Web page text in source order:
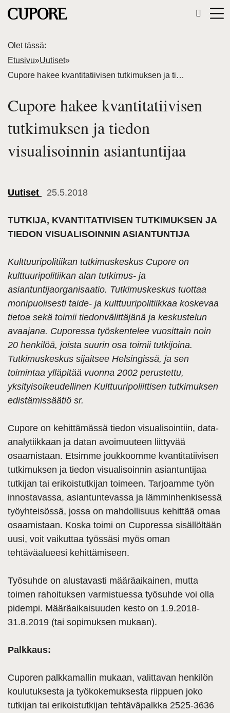
Olet tässä:
Etusivu»Uutiset»
Cupore hakee kvantitatiivisen tutkimuksen ja tiedon visualisoinnin asiantuntijaa
Cupore hakee kvantitatiivisen
tutkimuksen ja tiedon
visualisoinnin asiantuntijaa
Uutiset 25.5.2018
TUTKIJA, KVANTITATIVISEN TUTKIMUKSEN JA
TIEDON VISUALISOINNIN ASIANTUNTIJA
Kulttuuripolitiikan tutkimuskeskus Cupore on
kulttuuripolitiikan alan tutkimus- ja
asiantuntijaorganisaatio. Tutkimuskeskus tuottaa
monipuolisesti taide- ja kulttuuripolitiikkaa koskevaa
tietoa sekä toimii tiedonvälittäjänä ja keskustelun
avaajana. Cuporessa työskentelee vuosittain noin
20 henkilöä, joista suurin osa toimii tutkijoina.
Tutkimuskeskus sijaitsee Helsingissä, ja sen
toimintaa ylläpitää vuonna 2002 perustettu,
yksityisoikeudellinen Kulttuuripoliittisen tutkimuksen
edistämissäätiö sr.
Cupore on kehittämässä tiedon visualisointiin, data-
analytiikkaan ja datan avoimuuteen liittyvää
osaamistaan. Etsimme joukkoomme kvantitatiivisen
tutkimuksen ja tiedon visualisoinnin asiantuntijaa
tutkijan tai erikoistutkijan toimeen. Tarjoamme työn
innostavassa, asiantuntevassa ja lämminhenkisessä
työyhteisössä, jossa on mahdollisuus kehittää omaa
osaamistaan. Koska toimi on Cuporessa sisällöltään
uusi, voit vaikuttaa työssäsi myös oman
tehtäväalueesi kehittämiseen.
Työsuhde on alustavasti määräaikainen, mutta
toimen rahoituksen varmistuessa työsuhde voi olla
pidempi. Määräaikaisuuden kesto on 1.9.2018-
31.8.2019 (tai sopimuksen mukaan).
Palkkaus:
Cuporen palkkamallin mukaan, valittavan henkilön
koulutuksesta ja työkokemuksesta riippuen joko
tutkijan tai erikoistutkijan tehtäväpalkka 2525-3636